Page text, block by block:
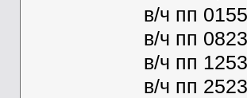
в/ч пп
в/ч пп
в/ч пп
в/ч пп